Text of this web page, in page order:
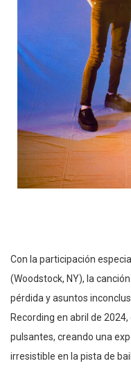
Con la participación
(Woodstock, NY), la
pérdida y asuntos
Recording en abril de
pulsantes, creando una
irresistible en la pista de